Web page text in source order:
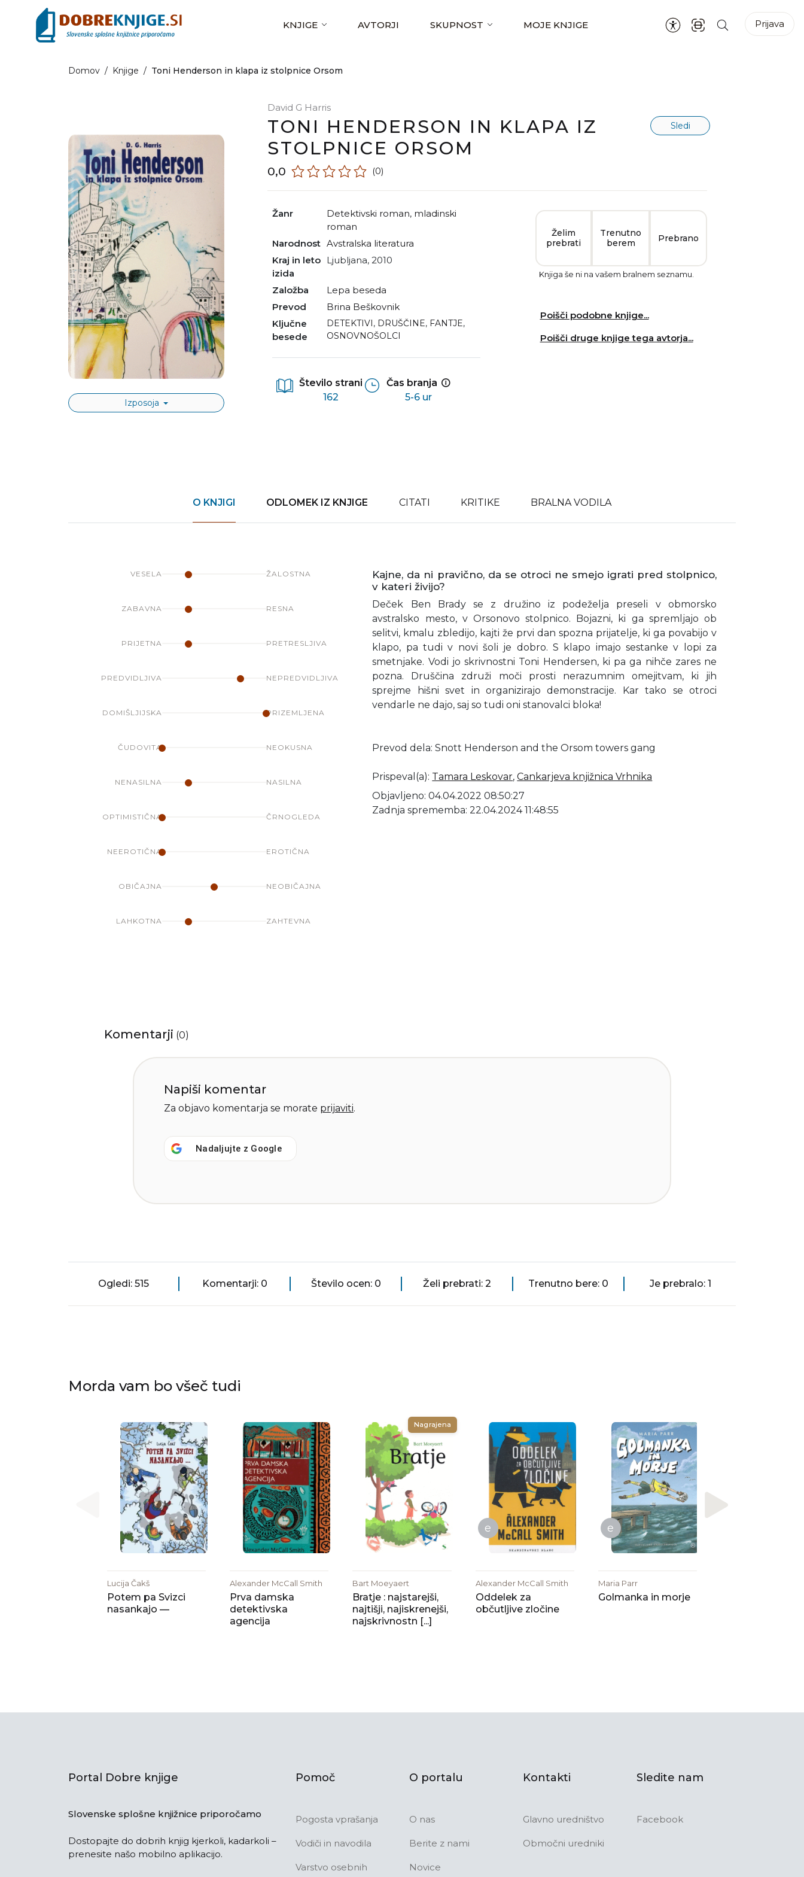
KNJIGE AVTORJI SKUPNOST MOJE KNJIGE Prijava
Domov / Knjige / Toni Henderson in klapa iz stolpnice Orsom
Izposoja
David G Harris
TONI HENDERSON IN KLAPA IZ
STOLPNICE ORSOM
Sledi
0,0 (0)
Žanr detektivski roman, mladinski
roman
Narodnost
avstralska literatura
Kraj in leto
izida
Ljubljana, 2010
Založba
Lepa beseda
Prevod
Brina Beškovnik
Ključne
besede
DETEKTIVI, DRUŠČINE, FANTJE,
OSNOVNOŠOLCI
Število strani
162
Čas branja
5-6 ur
Želim
prebrati
Trenutno
berem
Prebrano
Knjiga še ni na vašem bralnem seznamu.
Poišči podobne knjige...
Poišči druge knjige tega avtorja...
O KNJIGI ODLOMEK IZ KNJIGE CITATI KRITIKE BRALNA VODILA
VESELA ŽALOSTNA
ZABAVNA RESNA
PRIJETNA PRETRESLJIVA
PREDVIDLJIVA NEPREDVIDLJIVA
DOMIŠLJIJSKA PRIZEMLJENA
ČUDOVITA NEOKUSNA
NENASILNA NASILNA
OPTIMISTIČNA ČRNOGLEDA
NEEROTIČNA EROTIČNA
OBIČAJNA NEOBIČAJNA
LAHKOTNA ZAHTEVNA
Kajne, da ni pravično, da se otroci ne smejo igrati pred stolpnico,
v kateri živijo?
Deček Ben Brady se z družino iz podeželja preseli v obmorsko
avstralsko mesto, v Orsonovo stolpnico. Bojazni, ki ga spremljajo ob
selitvi, kmalu zbledijo, kajti že prvi dan spozna prijatelje, ki ga povabijo v
klapo, pa tudi v novi šoli je dobro. S klapo imajo sestanke v lopi za
smetnjake. Vodi jo skrivnostni Toni Hendersen, ki pa ga nihče zares ne
pozna. Druščina združi moči prosti nerazumnim omejitvam, ki jih
sprejme hišni svet in organizirajo demonstracije. Kar tako se otroci
vendarle ne dajo, saj so tudi oni stanovalci bloka!
Prevod dela: Snott Henderson and the Orsom towers gang
Prispeval(a): Tamara Leskovar,Cankarjeva knjižnica Vrhnika
Objavljeno: 04.04.2022 08:50:27
Zadnja sprememba: 22.04.2024 11:48:55
Komentarji (0)
Napiši komentar
Za objavo komentarja se morate prijaviti.
Nadaljujte z Google
Ogledi: 515 Komentarji: 0 Število ocen: 0 Želi prebrati: 2 Trenutno bere: 0 Je prebralo: 1
Morda vam bo všeč tudi
Lucija Čakš
Potem pa Svizci
nasankajo —
Alexander McCall Smith
Prva damska
detektivska
agencija
Nagrajena
Bart Moeyaert
Bratje : najstarejši,
najtišji, najiskrenejši,
najskrivnostn [...]
e
Alexander McCall Smith
Oddelek za
občutljive zločine
e
Maria Parr
Golmanka in morje
Portal Dobre knjige
Slovenske splošne knjižnice priporočamo
Dostopajte do dobrih knjig kjerkoli, kadarkoli –
prenesite našo mobilno aplikacijo.
Pomoč
Pogosta vprašanja
Vodiči in navodila
Varstvo osebnih
O portalu
O nas
Berite z nami
Novice
Kontakti
Glavno uredništvo
Območni uredniki
Sledite nam
Facebook